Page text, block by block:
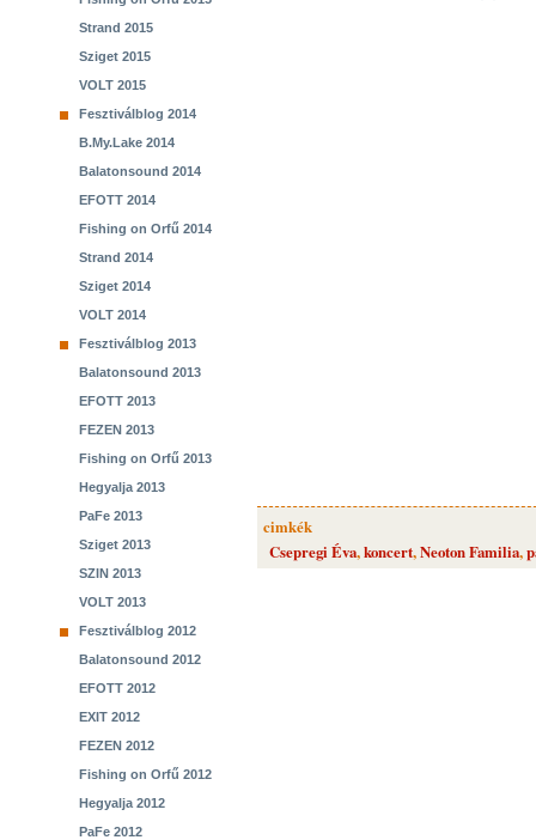
Strand 2015
Sziget 2015
VOLT 2015
Fesztiválblog 2014
B.My.Lake 2014
Balatonsound 2014
EFOTT 2014
Fishing on Orfű 2014
Strand 2014
Sziget 2014
VOLT 2014
Fesztiválblog 2013
Balatonsound 2013
EFOTT 2013
FEZEN 2013
Fishing on Orfű 2013
Hegyalja 2013
PaFe 2013
Sziget 2013
SZIN 2013
VOLT 2013
Fesztiválblog 2012
Balatonsound 2012
EFOTT 2012
EXIT 2012
FEZEN 2012
Fishing on Orfű 2012
Hegyalja 2012
PaFe 2012
cimkék
Csepregi Éva,koncert,Neoton Familia,